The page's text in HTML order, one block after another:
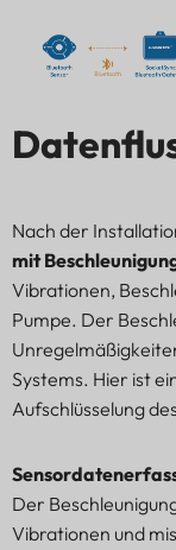
Nach der
mit
Vibrationen,
Pumpe. Der
Systems. Hier ist
Aufschlüsselung
Der
Vibrationen und